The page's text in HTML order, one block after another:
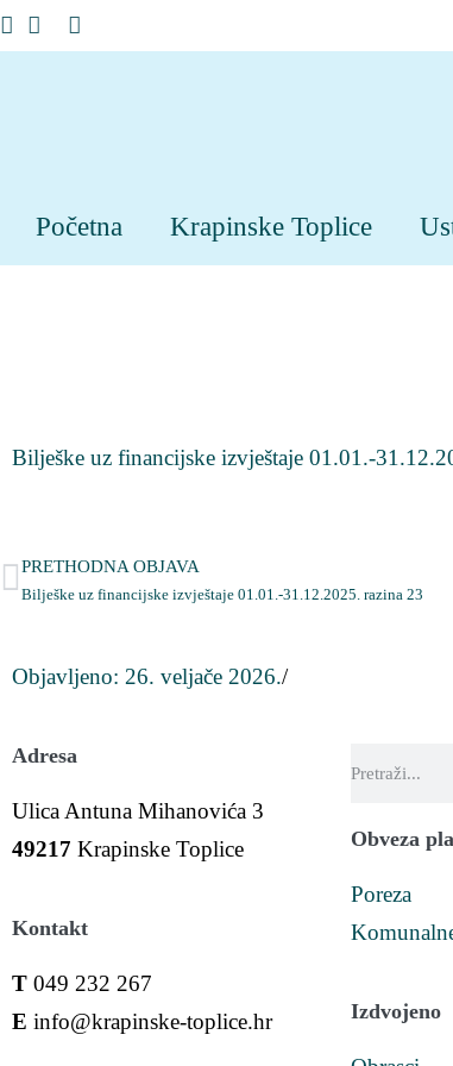
Početna Krapinske Toplice
Bilješke uz financijske izvještaje 01.01.-
PRETHODNA OBJAVA
Bilješke uz financijske izvještaje 01.01.-31.12.2025. razina 23
Objavljeno: 26. veljače 2026./
Adresa
Ulica Antuna Mihanovića 3
49217 Krapinske Toplice
Kontakt
T 049 232 267
E info@krapinske-toplice.hr
Obveza
Poreza
Izdvojeno